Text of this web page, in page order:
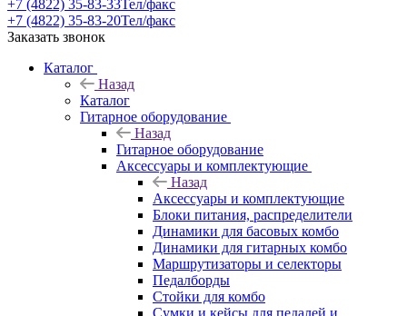
+7 (4822) 35-83-33Тел/факс
+7 (4822) 35-83-20Тел/факс
Заказать звонок
Каталог
Назад
Каталог
Гитарное оборудование
Назад
Гитарное оборудование
Аксессуары и комплектующие
Назад
Аксессуары и комплектующие
Блоки питания, распределители
Динамики для басовых комбо
Динамики для гитарных комбо
Маршрутизаторы и селекторы
Педалборды
Стойки для комбо
Сумки и кейсы для педалей и